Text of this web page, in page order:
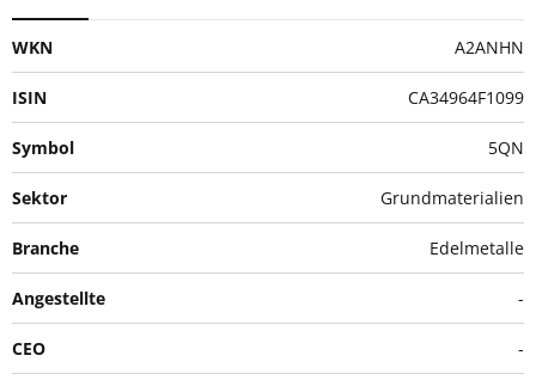
WKN A2ANHN
ISIN CA34964F1099
Symbol 5QN
Sektor Grundmaterialien
Branche Edelmetalle
Angestellte -
CEO -